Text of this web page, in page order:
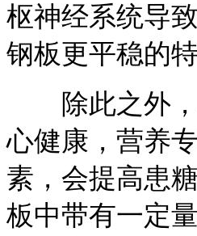
枢神经系统导
钢板更平稳的
除此之外，
心健康，营养
素，会提高患
板中带有一定